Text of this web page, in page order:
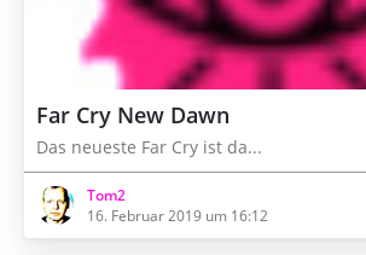
Far Cry New Dawn
Das neueste Far Cry ist da...
Tom2
16. Februar 2019 um 16:12